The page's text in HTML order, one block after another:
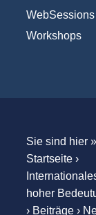
WebSessions
Workshops
Sie sind hier »
Startseite›
hoher
› Beiträge›